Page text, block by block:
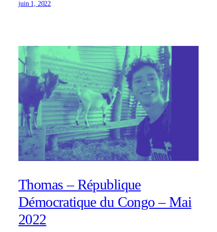
juin 1, 2022
Thomas – République
Démocratique du Congo – Mai
2022